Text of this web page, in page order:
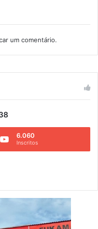
um comentário.
6.060
Inscritos